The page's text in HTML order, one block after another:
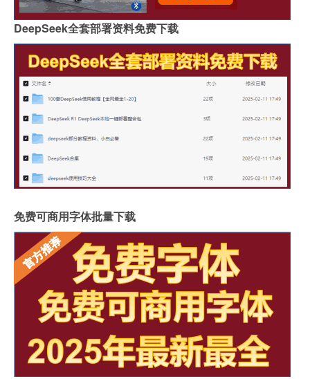
DeepSeek全套部署资料免费下载
免费可商用字体批量下载